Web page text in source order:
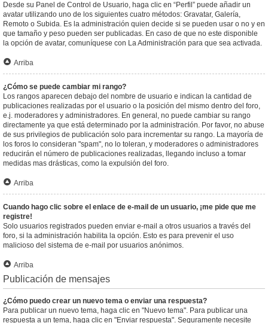
Desde su Panel de Control de Usuario, haga clic en “Perfil” puede añadir un
avatar utilizando uno de los siguientes cuatro métodos: Gravatar, Galería,
Remoto o Subida. Es la administración quien decide si se pueden usar o no y en
que tamaño y peso pueden ser publicadas. En caso de que no este disponible
la opción de avatar, comuníquese con La Administración para que sea activada.
Arriba
¿Cómo se puede cambiar mi rango?
Los rangos aparecen debajo del nombre de usuario e indican la cantidad de
publicaciones realizadas por el usuario o la posición del mismo dentro del foro,
e.j. moderadores y administradores. En general, no puede cambiar su rango
directamente ya que está determinado por la administración. Por favor, no abuse
de sus privilegios de publicación solo para incrementar su rango. La mayoría de
los foros lo consideran "spam", no lo toleran, y moderadores o administradores
reducirán el número de publicaciones realizadas, llegando incluso a tomar
medidas mas drásticas, como la expulsión del foro.
Arriba
Cuando hago clic sobre el enlace de e-mail de un usuario, ¡me pide que me
registre!
Solo usuarios registrados pueden enviar e-mail a otros usuarios a través del
foro, si la administración habilita la opción. Esto es para prevenir el uso
malicioso del sistema de e-mail por usuarios anónimos.
Arriba
Publicación de mensajes
¿Cómo puedo crear un nuevo tema o enviar una respuesta?
Para publicar un nuevo tema, haga clic en "Nuevo tema". Para publicar una
respuesta a un tema, haga clic en "Enviar respuesta". Seguramente necesite